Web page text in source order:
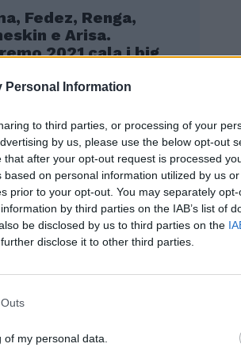
Personal Information
to third parties, or processing of your
by us, please use the below opt-out
after your opt-out request is processed
on personal information utilized by us
prior to your opt-out. You may separately
by third parties on the IAB’s list of
be disclosed by us to third parties on the
disclose it to other third parties.
my personal data.
Fedez, Renga,
e Arisa.
2021 cala i big
senza pubblico?
riesce a dare subito
sua mancanza si farà
completamente
unico e spero non ce
lei è alla sua nona
quali saranno le